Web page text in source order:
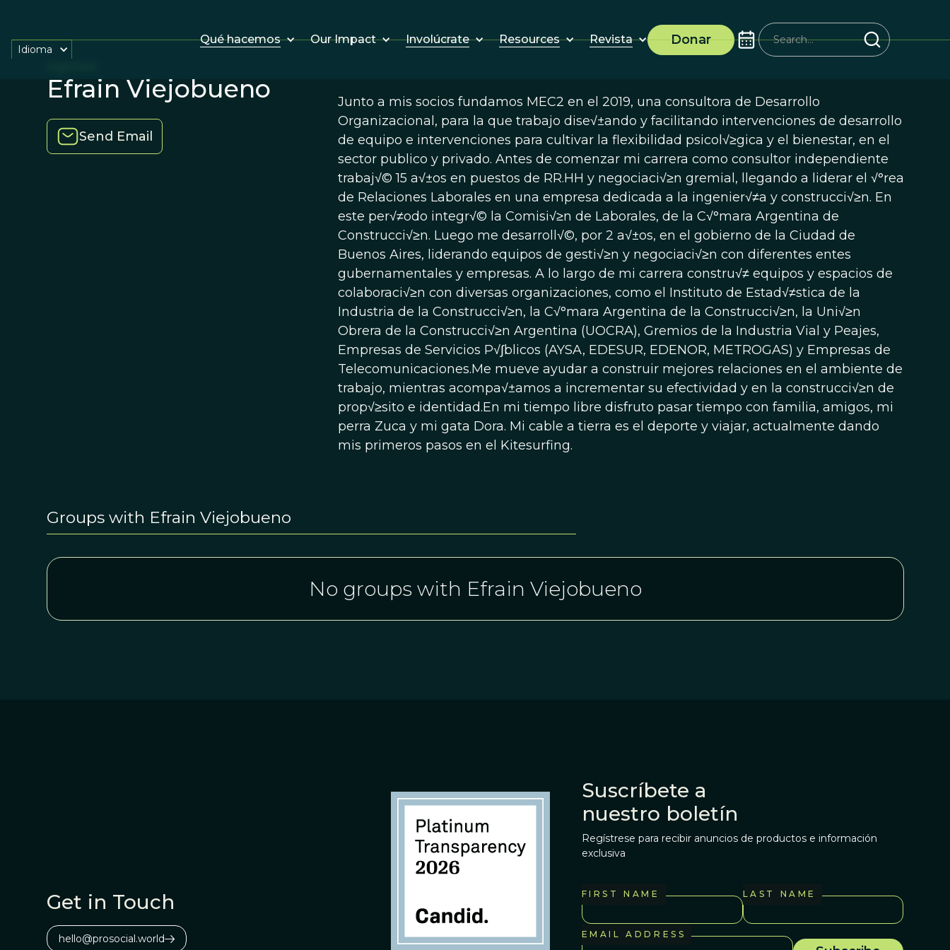
Qué hacemos Our Impact Involúcrate Resources Revista Donar
Idioma
Efrain Viejobueno
Send Email
Junto a mis socios fundamos MEC2 en el 2019, una consultora de Desarrollo
Organizacional, para la que trabajo dise√±ando y facilitando intervenciones de desarrollo
de equipo e intervenciones para cultivar la flexibilidad psicol√≥gica y el bienestar, en el
sector publico y privado. Antes de comenzar mi carrera como consultor independiente
trabaj√© 15 a√±os en puestos de RR.HH y negociaci√≥n gremial, llegando a liderar el √°rea
de Relaciones Laborales en una empresa dedicada a la ingenier√≠a y construcci√≥n. En
este per√≠odo integr√© la Comisi√≥n de Laborales, de la C√°mara Argentina de
Construcci√≥n. Luego me desarroll√©, por 2 a√±os, en el gobierno de la Ciudad de
Buenos Aires, liderando equipos de gesti√≥n y negociaci√≥n con diferentes entes
gubernamentales y empresas. A lo largo de mi carrera constru√≠ equipos y espacios de
colaboraci√≥n con diversas organizaciones, como el Instituto de Estad√≠stica de la
Industria de la Construcci√≥n, la C√°mara Argentina de la Construcci√≥n, la Uni√≥n
Obrera de la Construcci√≥n Argentina (UOCRA), Gremios de la Industria Vial y Peajes,
Empresas de Servicios P√∫blicos (AYSA, EDESUR, EDENOR, METROGAS) y Empresas de
Telecomunicaciones.Me mueve ayudar a construir mejores relaciones en el ambiente de
trabajo, mientras acompa√±amos a incrementar su efectividad y en la construcci√≥n de
prop√≥sito e identidad.En mi tiempo libre disfruto pasar tiempo con familia, amigos, mi
perra Zuca y mi gata Dora. Mi cable a tierra es el deporte y viajar, actualmente dando
mis primeros pasos en el Kitesurfing.
Groups with Efrain Viejobueno
No groups with Efrain Viejobueno
Get in Touch
hello@prosocial.world
Suscríbete a
nuestro boletín
Regístrese para recibir anuncios de productos e información
exclusiva
FIRST NAME LAST NAME
EMAIL ADDRESS